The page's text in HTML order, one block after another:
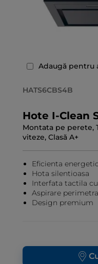
Adaugă pentru
HATS6CBS4B
Hote I-Clean
Montata pe perete,
viteze, Clasă A+
Eficienta
Hota silentioasa
Interfata tactila
Aspirare
Design premium